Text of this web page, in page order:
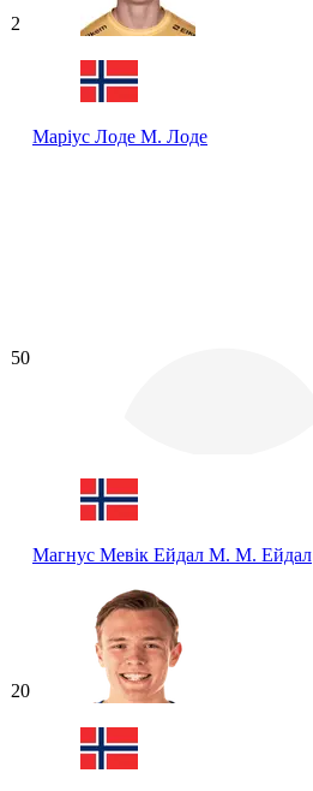
2
Маріус Лоде М. Лоде
50
Магнус Мевік Ейдал М. М. Ейдал
20